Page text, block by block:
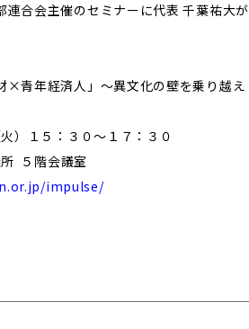
連合会主催のセミナーに代表 千葉祐大が
×青年経済人」～異文化の壁を乗り越え
）１５：３０～１７：３０
５階会議室
impulse/